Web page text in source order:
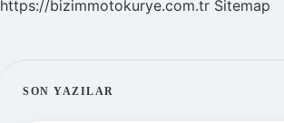
https://bizimmotokurye.com.tr Sitemap
SIDEBAR
SON YAZILAR